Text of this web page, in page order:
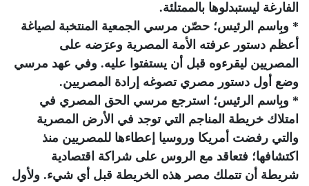
الفارغة ليستبدلوها بالممتلئة.
* وبِاسم الرئيس؛ حصّن مرسي الجمعية المنتخبة لصياغة
أعظم دستور عرفته الأمة المصرية وعرَضه على
المصريين ليقرءوه قبل أن يستفتوا عليه. وفي عهد مرسي
وضع أول دستور مصري تصوغه إرادة المصريين.
* وبِاسم الرئيس؛ استرجع مرسي الحق المصري في
امتلاك خريطة المناجم التي توجد في الأرض المصرية
والتي رفضت أمريكا وروسيا إعطاءها للمصريين منذ
اكتشافها؛ فتعاقد مع الروس على شراكة اقتصادية
شريطة أن تتملك مصر هذه الخريطة قبل أي شيء. ولأول